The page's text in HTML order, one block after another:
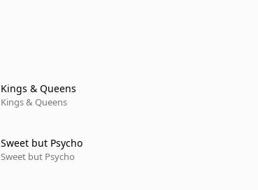
Kings & Queens
Kings & Queens
Sweet but Psycho
Sweet but Psycho